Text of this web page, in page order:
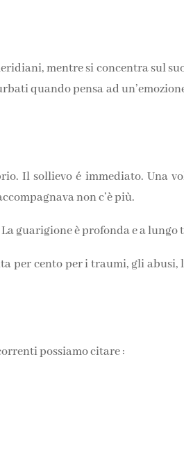
mentre si concentra sul
quando pensa ad
Il sollievo é immediato. Una
non c’è più.
La guarigione è profonda e a lungo
per cento per i traumi, gli abusi,
possiamo citare :